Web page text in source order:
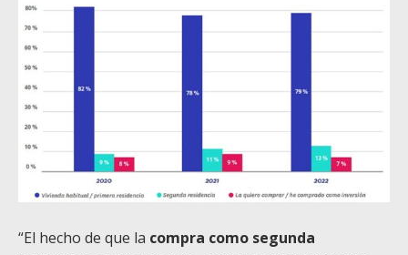
“El hecho de que la compra como segunda